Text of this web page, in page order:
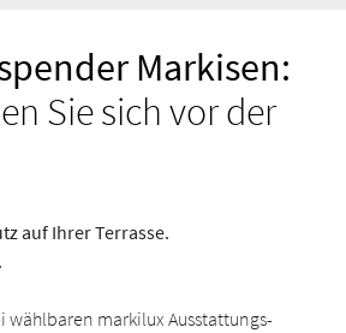
Markisen:
Sie sich vor der
auf Ihrer Terrasse.
wählbaren markilux Ausstattungs-